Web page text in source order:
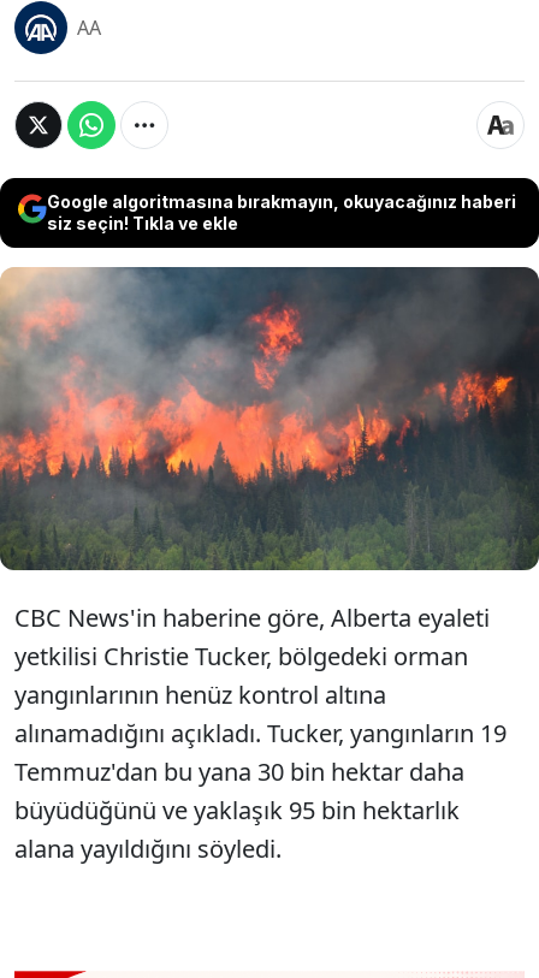
AA
Google algoritmasına bırakmayın, okuyacağınız haberi
siz seçin! Tıkla ve ekle
Kanada'nın Alberta eyaletinin
kuzeyinde etkisini gösteren orman
yangınları 95 bin hektarlık alana
yayıldı.
CBC News'in haberine göre, Alberta eyaleti
yetkilisi Christie Tucker, bölgedeki orman
yangınlarının henüz kontrol altına
alınamadığını açıkladı. Tucker, yangınların 19
Temmuz'dan bu yana 30 bin hektar daha
büyüdüğünü ve yaklaşık 95 bin hektarlık
alana yayıldığını söyledi.